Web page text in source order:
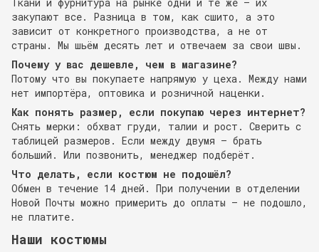
закупают все. Разница в том, как сшито, а это
зависит от конкретного производства, а не от
страны. Мы шьём десять лет и отвечаем за свои швы.
Почему у вас дешевле, чем в магазине?
Потому что вы покупаете напрямую у цеха. Между нами
нет импортёра, оптовика и розничной наценки.
Как понять размер, если покупаю через интернет?
Снять мерки: обхват груди, талии и рост. Сверить с
таблицей размеров. Если между двумя — брать
больший. Или позвонить, менеджер подберёт.
Что делать, если костюм не подошёл?
Обмен в течение 14 дней. При получении в отделении
Новой Почты можно примерить до оплаты — не подошло,
не платите.
Наши костюмы